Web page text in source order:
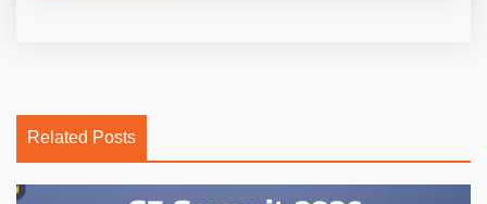
Related Posts